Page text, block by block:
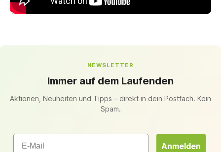
NEWSLETTER
Immer auf dem Laufenden
Aktionen, Neuheiten und Tipps – direkt in dein Postfach. Kein
Spam.
Email
Anmelden